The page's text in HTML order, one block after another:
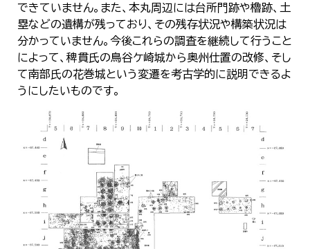
できていません。また、本丸周辺には台所門跡や櫓跡、土
塁などの遺構が残っており、その残存状況や構築状況は
分かっていません。今後これらの調査を継続して行うこと
によって、稗貫氏の鳥谷ケ崎城から奥州仕置の改修、そし
て南部氏の花巻城という変遷を考古学的に説明できるよ
うにしたいものです。